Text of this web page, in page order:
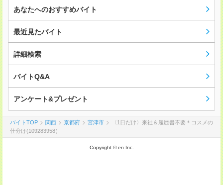
あなたへのおすすめバイト
最近見たバイト
詳細検索
バイトQ&A
アンケート&プレゼント
バイトTOP 関西 京都府 宮津市
〈1日だけ〉来社＆履歴書不要＊コスメの
仕分け(109283958）
Copyright © en Inc.